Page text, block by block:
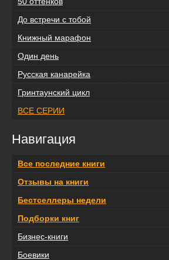
До встречи с тобой
Книжный марафон
Один день
Русская канарейка
Гринтаунский цикл
ВСЕ СЕРИИ
Навигация
Все последние книги
Отзывы на книги
Бестселлеры недели
Подборки книг
Бизнес-книги
Боевики